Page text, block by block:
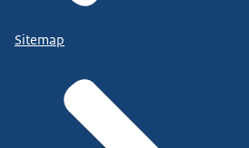
Sitemap